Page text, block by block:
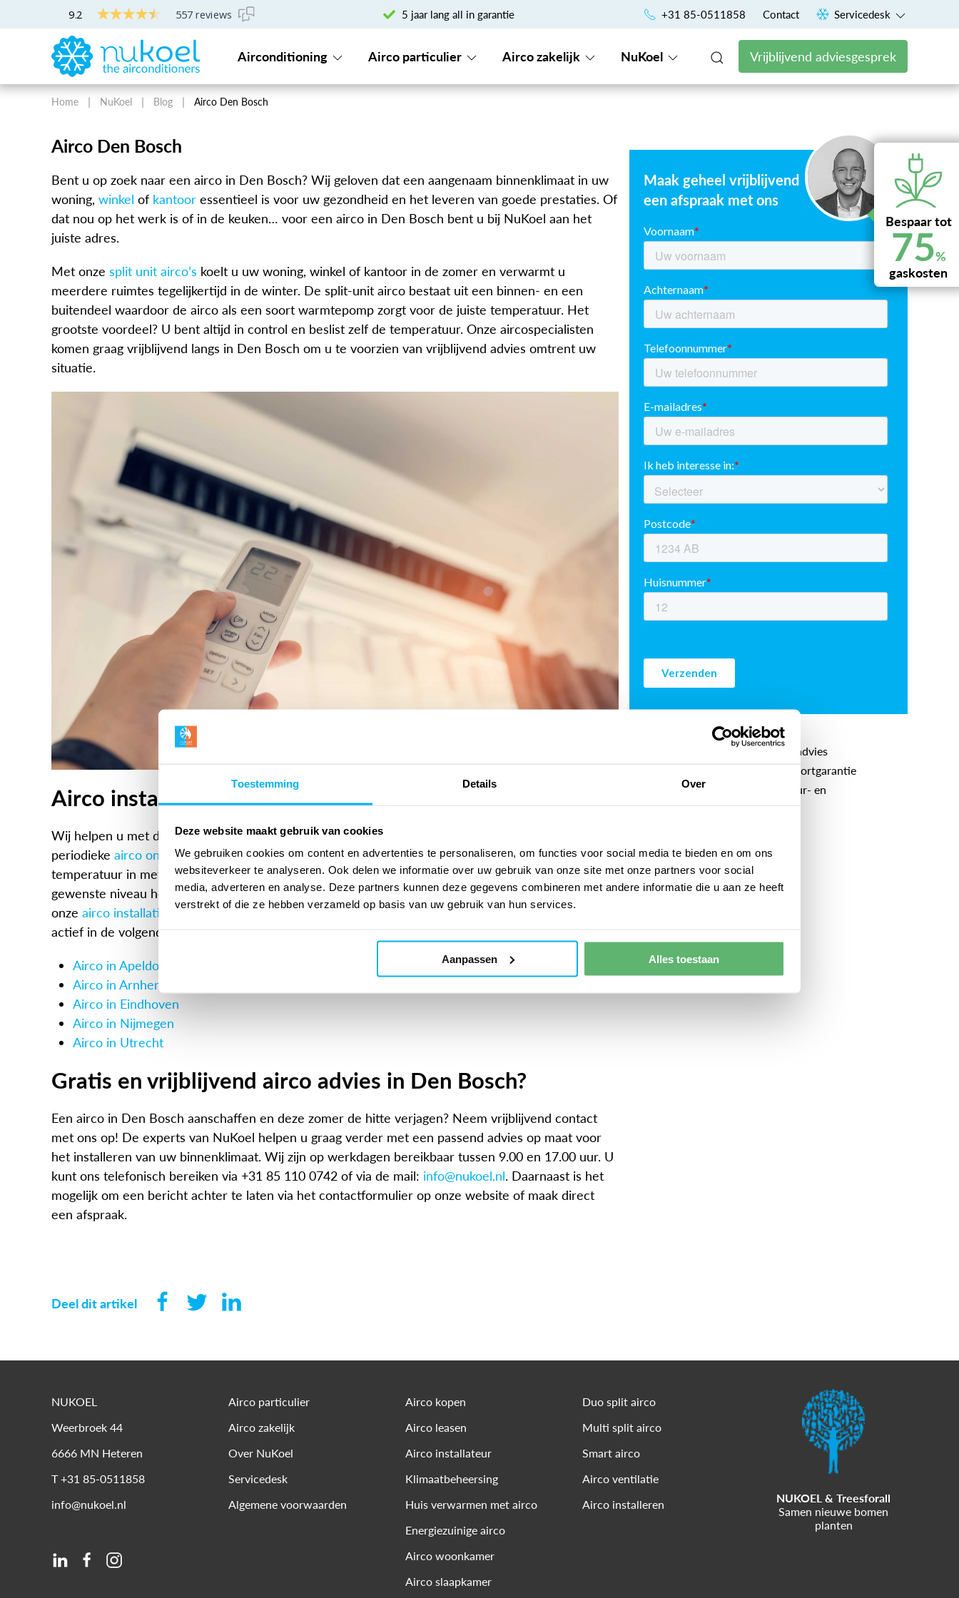
Toestemming Details Over
Deze website maakt gebruik van cookies
We gebruiken cookies om content en advertenties te personaliseren, om functies voor social media te bieden en om ons
websiteverkeer te analyseren. Ook delen we informatie over uw gebruik van onze site met onze partners voor social
media, adverteren en analyse. Deze partners kunnen deze gegevens combineren met andere informatie die u aan ze heeft
verstrekt of die ze hebben verzameld op basis van uw gebruik van hun services.
Aanpassen Alles toestaan
9.2 557 reviews
Gratis professioneel airco-advies 5 jaar lang all in garantie Uniek financieringsconcept voor een vast maandbedrag
+31 85-0511858 Contact Servicedesk
Airconditioning Airco particulier Airco zakelijk NuKoel Vrijblijvend adviesgesprek
Home NuKoel Blog Airco Den Bosch
Airco Den Bosch
Bent u op zoek naar een airco in Den Bosch? Wij geloven dat een aangenaam binnenklimaat in uw
woning, winkel of kantoor essentieel is voor uw gezondheid en het leveren van goede prestaties. Of
dat nou op het werk is of in de keuken… voor een airco in Den Bosch bent u bij NuKoel aan het
juiste adres.
Met onze split unit airco’s koelt u uw woning, winkel of kantoor in de zomer en verwarmt u
meerdere ruimtes tegelijkertijd in de winter. De split-unit airco bestaat uit een binnen- en een
buitendeel waardoor de airco als een soort warmtepomp zorgt voor de juiste temperatuur. Het
grootste voordeel? U bent altijd in control en beslist zelf de temperatuur. Onze aircospecialisten
komen graag vrijblijvend langs in Den Bosch om u te voorzien van vrijblijvend advies omtrent uw
situatie.
Airco installeren in Den Bosch
Wij helpen u met de installatie van uw nieuwe aircosysteem en nemen ook het volledige
periodieke airco onderhoud op ons. Dankzij ons clevere cool-in-one aircoconcept kunt u de
temperatuur in met een airconditioning in huis, winkel of kantoor in Den Bosch altijd op het
gewenste niveau houden. Woon of werkt u niet in Den Bosch, maar wilt u wel gebruik maken van
onze airco installatie
en onderhoud service? Wij zijn actief door heel Nederland en vooral ook
actief in de volgende regio’s:
Airco in Apeldoorn
Airco in Arnhem
Airco in Eindhoven
Airco in Nijmegen
Airco in Utrecht
Gratis en vrijblijvend airco advies in Den Bosch?
Een airco in Den Bosch aanschaffen en deze zomer de hitte verjagen? Neem vrijblijvend contact
met ons op! De experts van NuKoel helpen u graag verder met een passend advies op maat voor
het installeren van uw binnenklimaat. Wij zijn op werkdagen bereikbaar tussen 9.00 en 17.00 uur. U
kunt ons telefonisch bereiken via +31 85 110 0742 of via de mail: info@nukoel.nl. Daarnaast is het
mogelijk om een bericht achter te laten via het contactformulier op onze website of maak direct
een afspraak.
Deel dit artikel
Maak geheel vrijblijvend
een afspraak met ons
Gratis professioneel airco-advies
5 jaar lang service- en comfortgarantie
Inclusief voorrij-, apparatuur- en
Bespaar tot
75%
gaskosten
NUKOEL
Weerbroek 44
6666 MN Heteren
T+31 85-0511858
info@nukoel.nl
Airco particulier
Airco zakelijk
Over NuKoel
Servicedesk
Algemene voorwaarden
Airco kopen
Airco leasen
Airco installateur
Klimaatbeheersing
Huis verwarmen met airco
Energiezuinige airco
Airco woonkamer
Airco slaapkamer
Duo split airco
Multi split airco
Smart airco
Airco ventilatie
Airco installeren
NUKOEL & Treesforall
Samen nieuwe bomen
planten